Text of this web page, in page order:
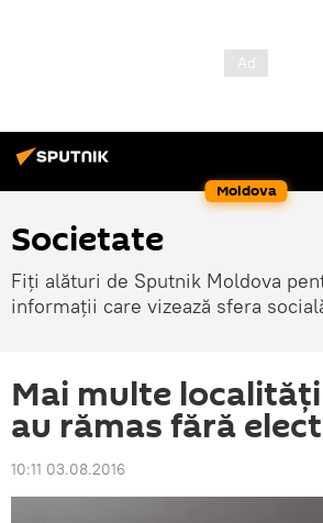
Moldova
Societate
Fiți alături de Sputnik Moldova
informații care vizează sfera
Mai multe
au rămas fără
10:11 03.08.2016